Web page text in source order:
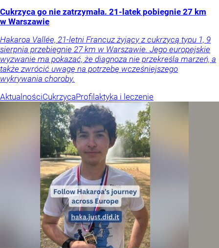
Cukrzyca go nie zatrzymała. 21-latek pobiegnie 27 km
w Warszawie
Hakaroa Vallée, 21-letni Francuz żyjący z cukrzycą typu 1, 9
sierpnia przebiegnie 27 km w Warszawie. Jego europejskie
wyzwanie ma pokazać, że diagnoza nie przekreśla marzeń, a
także zwrócić uwagę na potrzebę wcześniejszego
wykrywania choroby.
AktualnościCukrzycaProfilaktyka i leczenie